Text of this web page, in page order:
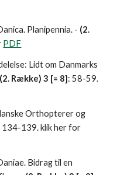
Planipennia. - (2.
PDF
Lidt om Danmarks
(2. Række) 3 [= 8]: 58-59.
Orthopterer og
Bidrag til en